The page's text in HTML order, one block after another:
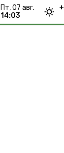
пт, 07 авг.
14:03
+